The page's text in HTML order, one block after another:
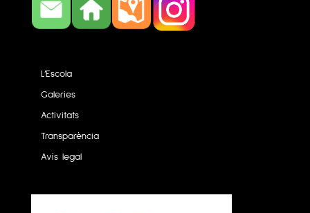
L’Escola
Galeries
Activitats
Transparència
Avís legal